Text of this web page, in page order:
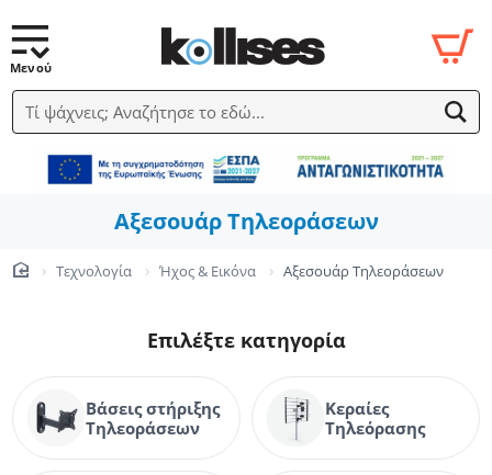
Τί ψάχνεις; Αναζήτησε το εδώ...
Αξεσουάρ Τηλεοράσεων
Τεχνολογία Ήχος & Εικόνα Αξεσουάρ Τηλεοράσεων
Επιλέξτε κατηγορία
Βάσεις στήριξης
Τηλεοράσεων
Κεραίες
Τηλεόρασης